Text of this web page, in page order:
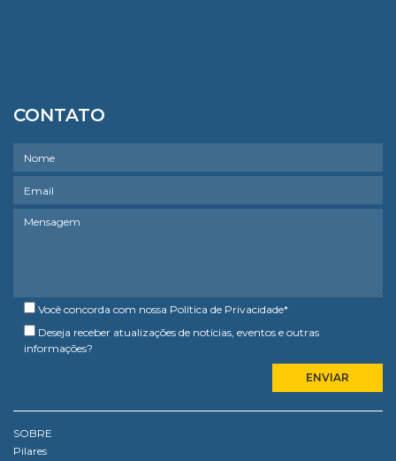
CONTATO
Você concorda com nossa Política de Privacidade*
Deseja receber atualizações de notícias, eventos e outras
informações?
SOBRE
Pilares